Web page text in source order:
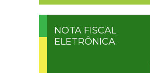
NOTA FISCAL
ELETRÔNICA